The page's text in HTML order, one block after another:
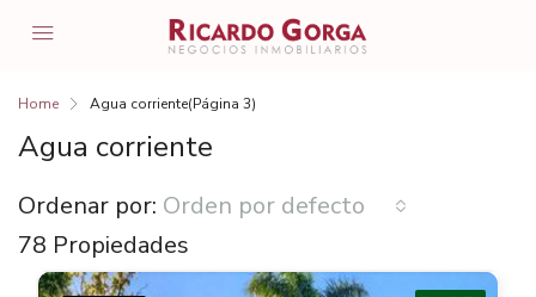
Home Agua corriente(Página 3)
Agua corriente
78 Propiedades
Ordenar por: Orden por defecto